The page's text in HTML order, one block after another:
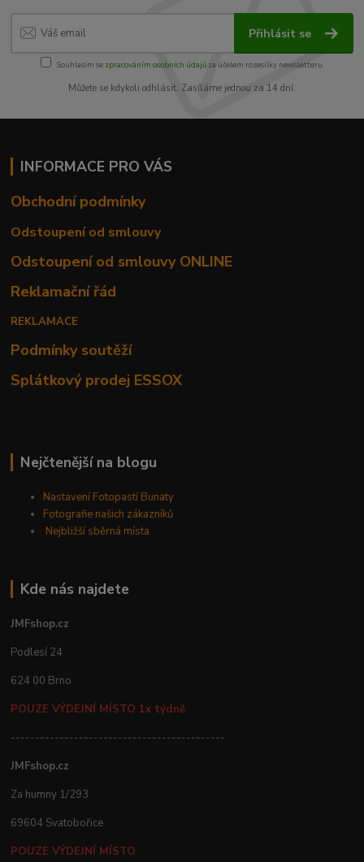
Přihlásit se
Souhlasím se zpracováním osobních údajůza účelem rozesílky newsletteru.
Můžete se kdykoli odhlásit. Zasíláme jednou za 14 dní.
INFORMACE PRO VÁS
Obchodní podmínky
Odstoupení od smlouvy
Odstoupení od smlouvy ONLINE
Reklamační řád
REKLAMACE
Podmínky soutěží
Splátkový prodej ESSOX
Nejčtenější na blogu
Nastavení Fotopastí Bunaty
Fotografie našich zákazníků
Nejbližší sběrná místa
Kde nás najdete
JMFshop.cz
Podlesí 24
624 00 Brno
POUZE VÝDEJNÍ MÍSTO 1x týdně
--------------------------------------------
JMFshop.cz
Za humny 1/293
69604 Svatobořice
POUZE VÝDEJNÍ MÍSTO